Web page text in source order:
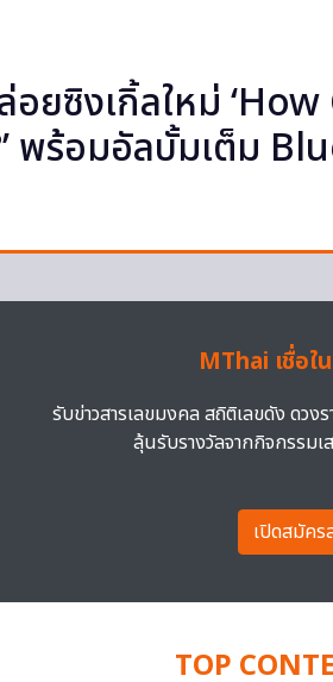
ยซิงเกิ้ลใหม่ ‘How
พร้อมอัลบั้มเต็ม
MThai เชื่อใ
รับข่าวสารเลขมงคล สถิติเลขดัง ดวง
ลุ้นรับรางวัลจากกิจกรรม
เปิดสมัคร
TOP